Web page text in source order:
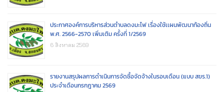
ประกาศองค์การบริหารส่วนตำบลดงมะไฟ เรื่องใช้เเผนพัฒนาท้องถิ่น
พ.ศ. 2566-2570 เพิ่มเติม ครั้งที่ 1/2569
6 สิงหาคม 2569
รายงานสรุปผลการดำเนินการจัดซื้อจัดจ้างในรอบเดือน (แบบ สขร.1)
ประจำเดือนกรกฎาคม 2569